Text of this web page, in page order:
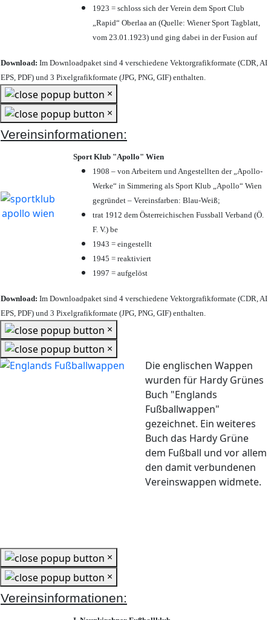
1923 = schloss sich der Verein dem Sport Club
„Rapid“ Oberlaa an (Quelle: Wiener Sport Tagblatt,
vom 23.01.1923) und ging dabei in der Fusion auf
Download: Im Downloadpaket sind 4 verschiedene Vektorgrafikformate (CDR, AI
EPS, PDF) und 3 Pixelgrafikformate (JPG, PNG, GIF) enthalten.
×
×
Vereinsinformationen:
Sport Klub "Apollo" Wien
1908 – von Arbeitern und Angestellten der „Apollo-
Werke“ in Simmering als Sport Klub „Apollo“ Wien
gegründet – Vereinsfarben: Blau-Weiß;
trat 1912 dem Österreichischen Fussball Verband (Ö.
F. V.) be
1943 = eingestellt
1945 = reaktiviert
1997 = aufgelöst
Download: Im Downloadpaket sind 4 verschiedene Vektorgrafikformate (CDR, AI
EPS, PDF) und 3 Pixelgrafikformate (JPG, PNG, GIF) enthalten.
×
×
Die englischen Wappen
wurden für Hardy Grünes
Buch "Englands
Fußballwappen"
gezeichnet. Ein weiteres
Buch das Hardy Grüne
dem Fußball und vor allem
den damit verbundenen
Vereinswappen widmete.
×
×
Vereinsinformationen: